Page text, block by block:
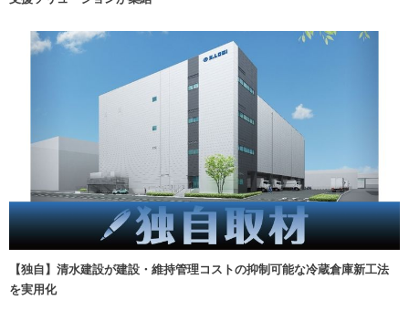
【独自】清水建設が建設・維持管理コストの抑制可能な冷蔵倉庫新工法
を実用化